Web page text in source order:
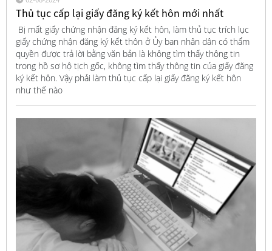
Thủ tục cấp lại giấy đăng ký kết hôn mới nhất
Bị mất giấy chứng nhận đăng ký kết hôn, làm thủ tục trích lục
giấy chứng nhận đăng ký kết thôn ở Ủy ban nhân dân có thẩm
quyền được trả lời bằng văn bản là không tìm thấy thông tin
trong hồ sơ hộ tịch gốc, không tìm thấy thông tin của giấy đăng
ký kết hôn. Vậy phải làm thủ tục cấp lại giấy đăng ký kết hôn
như thế nào